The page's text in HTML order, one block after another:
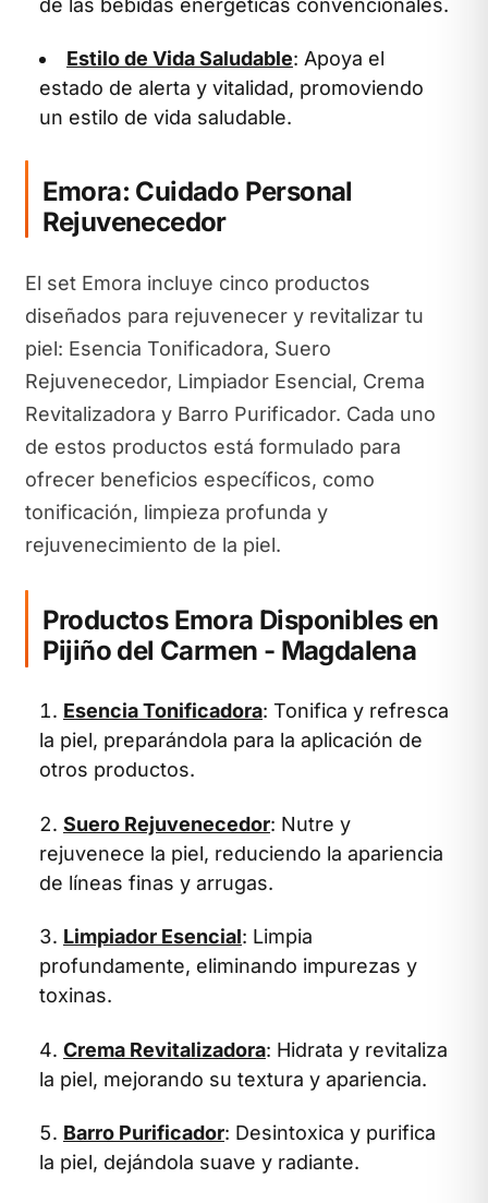
Estilo de Vida Saludable: Apoya el
estado de alerta y vitalidad, promoviendo
un estilo de vida saludable.
Emora: Cuidado Personal
Rejuvenecedor
El set Emora incluye cinco productos
diseñados para rejuvenecer y revitalizar tu
piel: Esencia Tonificadora, Suero
Rejuvenecedor, Limpiador Esencial, Crema
Revitalizadora y Barro Purificador. Cada uno
de estos productos está formulado para
ofrecer beneficios específicos, como
tonificación, limpieza profunda y
rejuvenecimiento de la piel.
Productos Emora Disponibles en
Pijiño del Carmen - Magdalena
Esencia Tonificadora: Tonifica y refresca
la piel, preparándola para la aplicación de
otros productos.
Suero Rejuvenecedor: Nutre y
rejuvenece la piel, reduciendo la apariencia
de líneas finas y arrugas.
Limpiador Esencial: Limpia
profundamente, eliminando impurezas y
toxinas.
Crema Revitalizadora: Hidrata y revitaliza
la piel, mejorando su textura y apariencia.
Barro Purificador: Desintoxica y purifica
la piel, dejándola suave y radiante.